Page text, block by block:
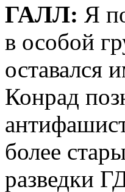
ГАЛЛ: Я
в особой
оставался
Конрад
более
разведки